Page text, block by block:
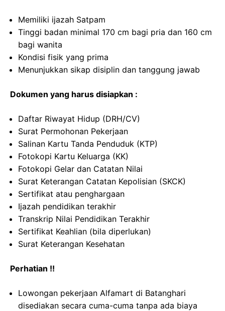
Memiliki ijazah Satpam
Tinggi badan minimal 170 cm bagi pria dan 160 cm
bagi wanita
Kondisi fisik yang prima
Menunjukkan sikap disiplin dan tanggung jawab
Dokumen yang harus disiapkan :
Daftar Riwayat Hidup (DRH/CV)
Surat Permohonan Pekerjaan
Salinan Kartu Tanda Penduduk (KTP)
Fotokopi Kartu Keluarga (KK)
Fotokopi Gelar dan Catatan Nilai
Surat Keterangan Catatan Kepolisian (SKCK)
Sertifikat atau penghargaan
Ijazah pendidikan terakhir
Transkrip Nilai Pendidikan Terakhir
Sertifikat Keahlian (bila diperlukan)
Surat Keterangan Kesehatan
Perhatian !!
Lowongan pekerjaan Alfamart di Batanghari
disediakan secara cuma-cuma tanpa ada biaya